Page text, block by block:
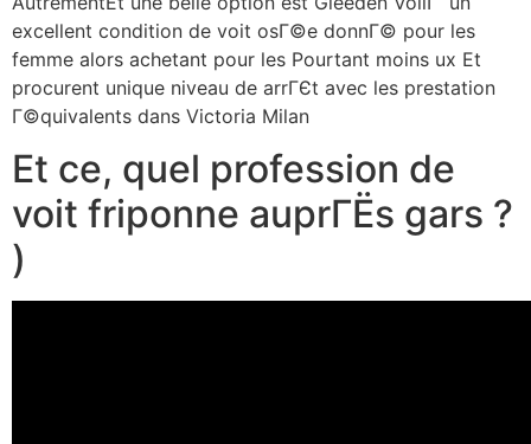
excellent condition de voit osГ©e donnГ© pour les
femme alors achetant pour les Pourtant moins ux Et
procurent unique niveau de arrГЄt avec les prestation
Г©quivalents dans Victoria Milan
Et ce, quel profession de
voit friponne auprГЁs gars ?
)